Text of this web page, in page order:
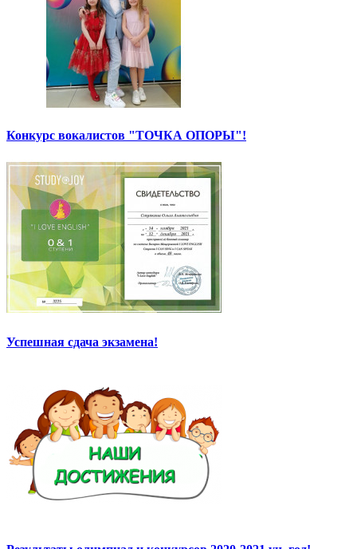
Конкурс вокалистов "ТОЧКА ОПОРЫ"!
Успешная сдача экзамена!